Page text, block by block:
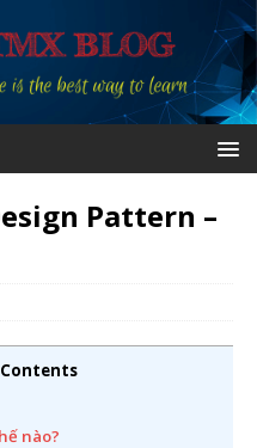
Pattern –
nào?